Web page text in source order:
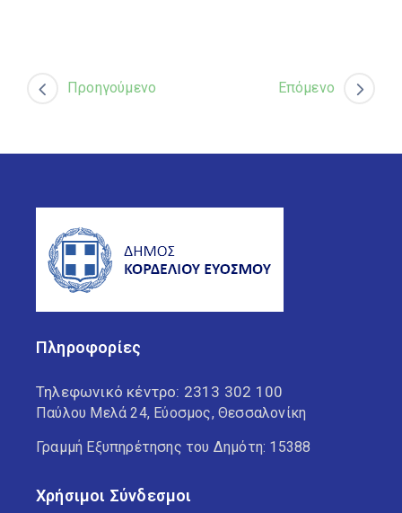
Προηγούμενο Επόμενο
Πληροφορίες
Τηλεφωνικό κέντρο: 2313 302 100
Παύλου Μελά 24, Εύοσμος, Θεσσαλονίκη
Γραμμή Εξυπηρέτησης του Δημότη: 15388
Χρήσιμοι Σύνδεσμοι